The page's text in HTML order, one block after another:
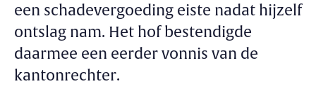
een schadevergoeding eiste nadat hijzelf
ontslag nam. Het hof bestendigde
daarmee een eerder vonnis van de
kantonrechter.